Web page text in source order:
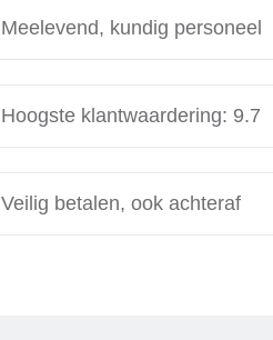
Meelevend, kundig personeel
Hoogste klantwaardering: 9.7
Veilig betalen, ook achteraf